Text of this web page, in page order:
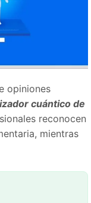
opiniones
cuántico de
reconocen
mientras